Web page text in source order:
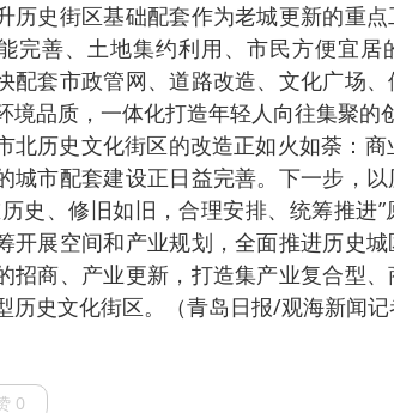
历史街区基础配套作为老城更新的重点
完善、土地集约利用、市民方便宜居
配套市政管网、道路改造、文化广场
境品质，一体化打造年轻人向往集聚的
北历史文化街区的改造正如火如荼：
城市配套建设正日益完善。下一步，
史、修旧如旧，合理安排、统筹推进
开展空间和产业规划，全面推进历史
招商、产业更新，打造集产业复合型
历史文化街区。（青岛日报/观海新闻记
0